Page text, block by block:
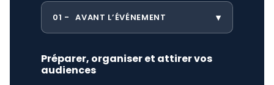
01 AVANT L’ÉVÉNEMENT
Préparer, organiser et attirer vos
audiences